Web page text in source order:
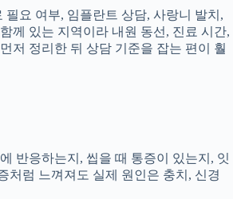
요 여부, 임플란트 상담, 사랑니 발치,
께 있는 지역이라 내원 동선, 진료 시간,
저 정리한 뒤 상담 기준을 잡는 편이 훨
반응하는지, 씹을 때 통증이 있는지, 잇
처럼 느껴져도 실제 원인은 충치, 신경